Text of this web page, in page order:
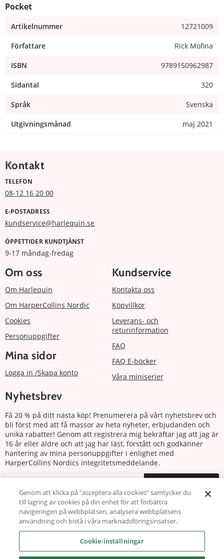
Pocket
Artikelnummer 12721009
Författare Rick Mofina
ISBN 9789150962987
Sidantal 320
Språk Svenska
Utgivningsmånad maj 2021
Kontakt
TELEFON
08-12 16 20 00
E-POSTADRESS
kundservice@harlequin.se
ÖPPETTIDER KUNDTJÄNST
9-17 måndag-fredag
Om oss
Om Harlequin
Om HarperCollins Nordic
Cookies
Personuppgifter
Mina sidor
Logga in /Skapa konto
Kundservice
Kontakta oss
Köpvillkor
Leverans- och
returinformation
FAQ
FAQ E-böcker
Våra miniserier
Nyhetsbrev
Få 20 % på ditt nästa köp! Prenumerera på vårt nyhetsbrev och
bli först med att få massor av heta nyheter, erbjudanden och
unika rabatter! Genom att registrera mig bekräftar jag att jag är
16 år eller äldre och att jag har läst, förstått och godkänner
hantering av mina personuppgifter i enlighet med
HarperCollins Nordics integritetsmeddelande.
Följ oss
Genom att klicka på "acceptera alla cookies" samtycker du
till lagring av cookies på din enhet för att förbättra
navigeringen på webbplatsen, analysera webbplatsens
användning och bistå i våra marknadsföringsinsatser.
Cookie-inställningar